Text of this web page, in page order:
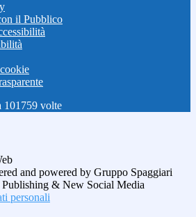
il Pubblico
101759 volte
and powered by Gruppo Spaggiari
& New Social Media
personali